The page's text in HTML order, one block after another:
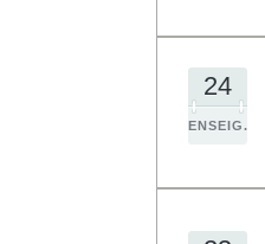
24
ENSEIG.